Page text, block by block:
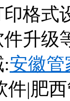
格式
升级
:安徽管
件|肥